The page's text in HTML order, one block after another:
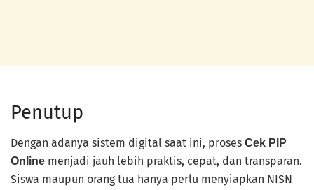
Penutup
Dengan adanya sistem digital saat ini, proses Cek PIP
Online menjadi jauh lebih praktis, cepat, dan transparan.
Siswa maupun orang tua hanya perlu menyiapkan NISN